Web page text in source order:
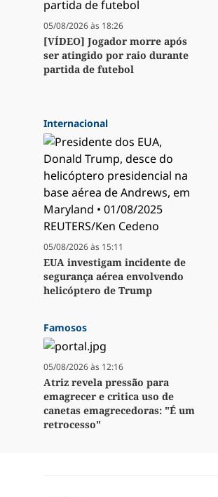
05/08/2026 às 18:26
[VÍDEO] Jogador morre após
ser atingido por raio durante
partida de futebol
Internacional
05/08/2026 às 15:11
EUA investigam incidente de
segurança aérea envolvendo
helicóptero de Trump
Famosos
05/08/2026 às 12:16
Atriz revela pressão para
emagrecer e critica uso de
canetas emagrecedoras: "É um
retrocesso"